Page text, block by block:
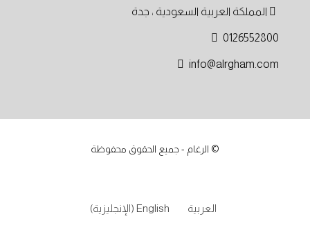
المملكة العربية السعودية ، جدة
0126552800
info@alrgham.com
© الرغام - جميع الحقوق محفوظة
العربية English
(الإنجليزية)